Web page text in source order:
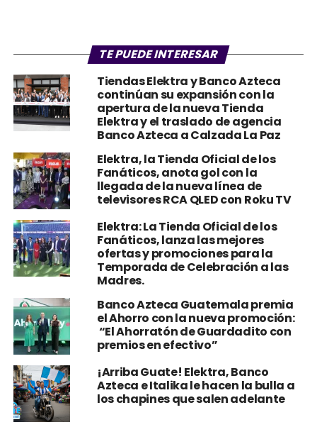
TE PUEDE INTERESAR
Tiendas Elektra y Banco Azteca
continúan su expansión con la
apertura de la nueva Tienda
Elektra y el traslado de agencia
Banco Azteca a Calzada La Paz
Elektra, la Tienda Oficial de los
Fanáticos, anota gol con la
llegada de la nueva línea de
televisores RCA QLED con Roku TV
Elektra: La Tienda Oficial de los
Fanáticos, lanza las mejores
ofertas y promociones para la
Temporada de Celebración a las
Madres.
Banco Azteca Guatemala premia
el Ahorro con la nueva promoción:
“El Ahorratón de Guardadito con
premios en efectivo”
¡Arriba Guate! Elektra, Banco
Azteca e Italika le hacen la bulla a
los chapines que salen adelante